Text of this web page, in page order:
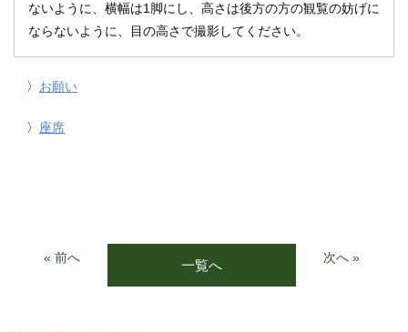
ないように、横幅は1脚にし、高さは後方の方の観覧の妨げに
ならないように、目の高さで撮影してください。
〉 お願い
〉 座席
« 前へ 一覧へ 次へ »